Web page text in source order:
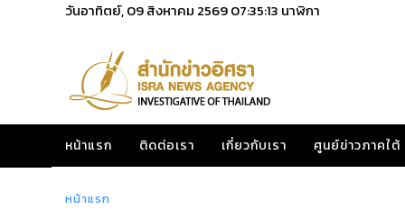
วันอาทิตย์, 09 สิงหาคม 256907:35:13 นาฬิกา
หน้าแรก ติดต่อเรา เกี่ยวกับเรา ศูนย์ข่าวภาคใต้
หน้าแรก